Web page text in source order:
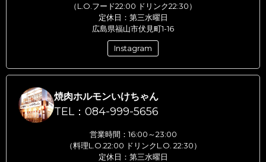
（L.O.フード22:00 ドリンク22:30）
定休日：第三水曜日
広島県福山市伏見町1-16
Instagram
焼肉ホルモンいけちゃん
TEL：084-999-5656
営業時間：16:00～23:00
（料理L.O.22:00 ドリンクL.O. 22:30）
定休日：第三水曜日